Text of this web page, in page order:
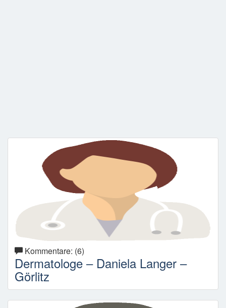
Kommentare: (6)
Dermatologe – Daniela Langer –
Görlitz